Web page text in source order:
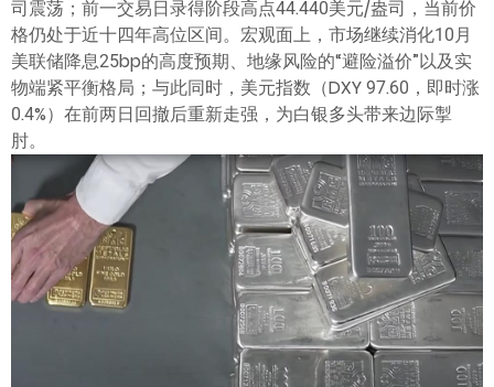
日本語
Tiếng việt
ไทย
司震荡；前一交易日录得阶段高点44.440美元/盎司，当前价
格仍处于近十四年高位区间。宏观面上，市场继续消化10月
美联储降息25bp的高度预期、地缘风险的“避险溢价”以及实
物端紧平衡格局；与此同时，美元指数（DXY 97.60，即时涨
0.4%）在前两日回撤后重新走强，为白银多头带来边际掣
肘。